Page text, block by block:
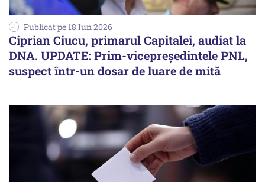
Publicat pe 18 Iun 2026
Ciprian Ciucu, primarul Capitalei, audiat la
DNA. UPDATE: Prim-vicepreședintele PNL,
suspect într-un dosar de luare de mită